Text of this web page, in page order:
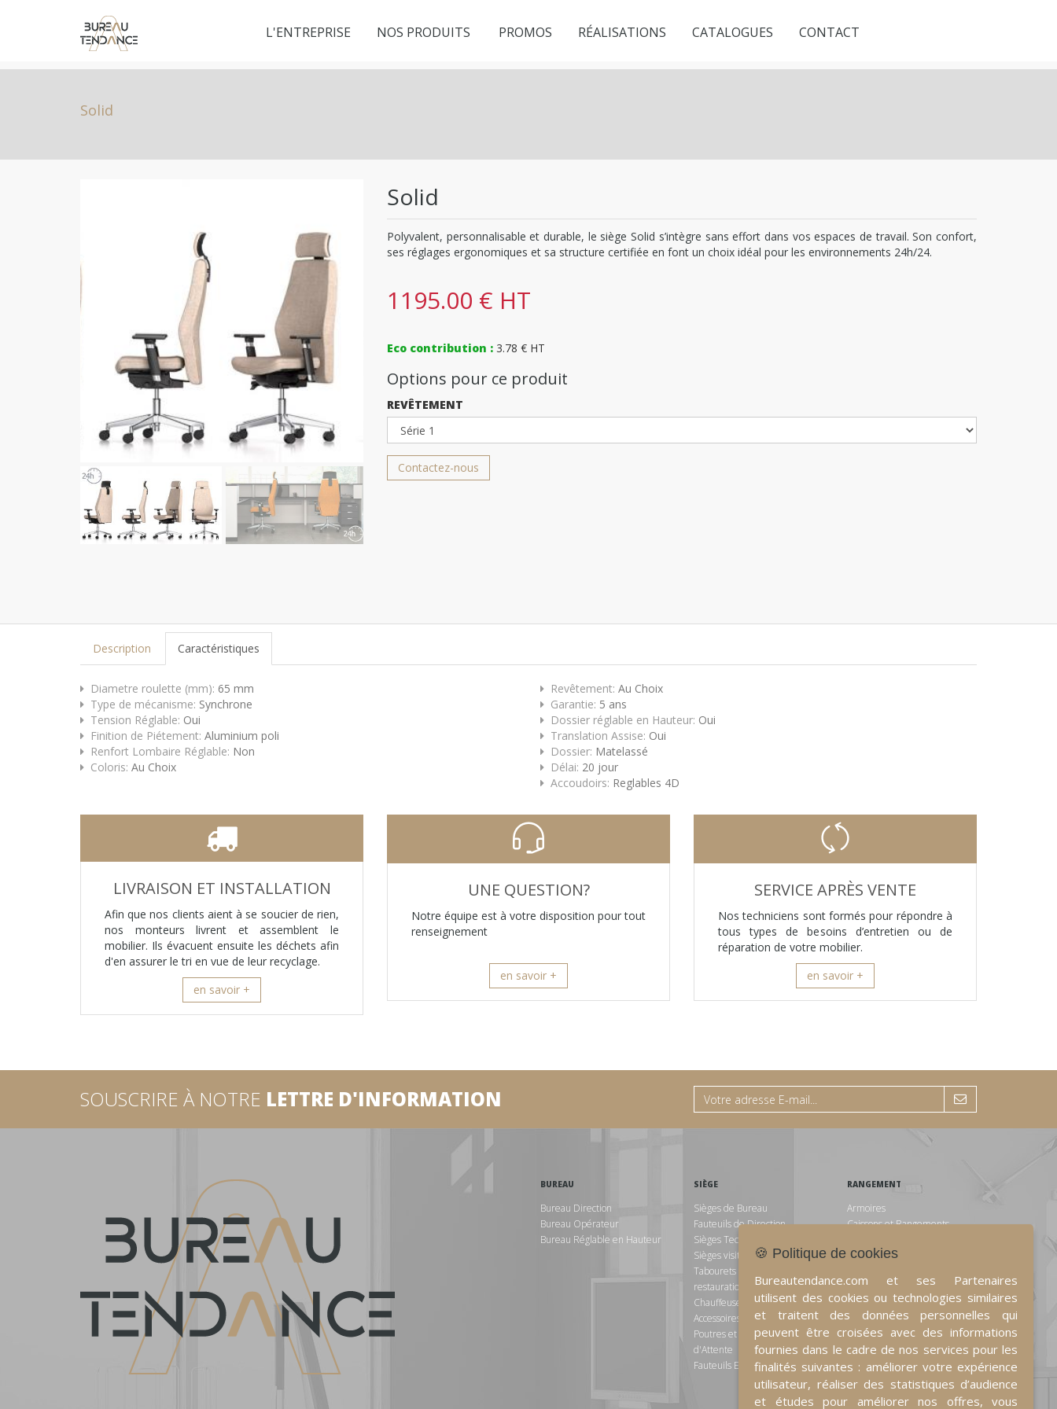
L'ENTREPRISE NOS PRODUITS PROMOS RÉALISATIONS CATALOGUES CONTACT
Solid
Solid
Polyvalent, personnalisable et durable, le siège Solid s’intègre sans effort dans vos espaces de travail. Son confort,
ses réglages ergonomiques et sa structure certifiée en font un choix idéal pour les environnements 24h/24.
1195.00 € HT
Eco contribution : 3.78 € HT
Options pour ce produit
REVÊTEMENT
Contactez-nous
Description Caractéristiques
Diametre roulette (mm): 65 mm
Type de mécanisme: Synchrone
Tension Réglable: Oui
Finition de Piétement: Aluminium poli
Renfort Lombaire Réglable: Non
Coloris: Au Choix
Revêtement: Au Choix
Garantie: 5 ans
Dossier réglable en Hauteur: Oui
Translation Assise: Oui
Dossier: Matelassé
Délai: 20 jour
Accoudoirs: Reglables 4D
LIVRAISON ET INSTALLATION
Afin que nos clients aient à se soucier de rien,
nos monteurs livrent et assemblent le
mobilier. Ils évacuent ensuite les déchets afin
d'en assurer le tri en vue de leur recyclage.
en savoir +
UNE QUESTION?
Notre équipe est à votre disposition pour tout
renseignement
en savoir +
SERVICE APRÈS VENTE
Nos techniciens sont formés pour répondre à
tous types de besoins d’entretien ou de
réparation de votre mobilier.
en savoir +
SOUSCRIRE À NOTRE LETTRE D'INFORMATION
BUREAU
Bureau Direction
Bureau Opérateur
Bureau Réglable en Hauteur
SIÈGE
Sièges de Bureau
Fauteuils de Direction
Sièges Techniques
Sièges visiteurs et de réunion
Tabourets et Chaises de
restauration
Chauffeuses et Canapés
Accessoires pour sièges
Poutres et Chaises de Salle
d'Attente
Fauteuils Ergonomiques
RANGEMENT
Armoires
Caissons et Rangements
Vestiaires
ESPACE D'ACCUEIL
Espace détente
Comptoir d'Accueil
RESTAURATION ET
ACCESSOIRES
🍪 Politique de cookies
Bureautendance.com et ses Partenaires
utilisent des cookies ou technologies similaires
et traitent des données personnelles qui
peuvent être croisées avec des informations
fournies dans le cadre de nos services pour les
finalités suivantes : améliorer votre expérience
utilisateur, réaliser des statistiques d’audience
et études pour améliorer nos offres, vous